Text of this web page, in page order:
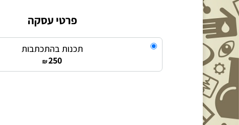
פרטי עסקה
תכנות בהתכתבות
250
₪